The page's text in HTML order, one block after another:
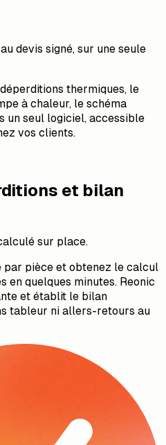
devis signé, sur une seule
thermiques, le
à chaleur, le schéma
un seul logiciel, accessible
vos clients.
et bilan
sur place.
par pièce et obtenez le calcul
en quelques minutes. Reonic
et établit le bilan
tableur ni allers-retours au